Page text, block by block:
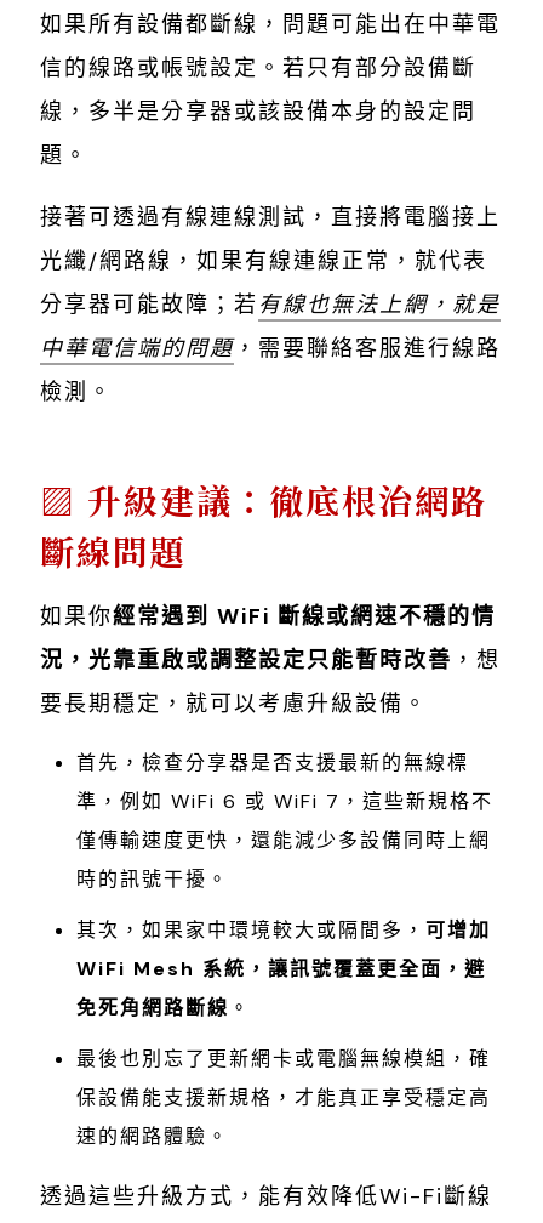
如果所有設備都斷線，問題可能出在中華電
信的線路或帳號設定。若只有部分設備斷
線，多半是分享器或該設備本身的設定問
題。
接著可透過有線連線測試，直接將電腦接上
光纖/網路線，如果有線連線正常，就代表
分享器可能故障；若 有線也無法上網，就是
中華電信端的問題，需要聯絡客服進行線路
檢測。
升級建議：徹底根治網路
斷線問題
如果你經常遇到 WiFi 斷線或網速不穩的情
況，光靠重啟或調整設定只能暫時改善 ，想
要長期穩定，就可以考慮升級設備。
首先，檢查分享器是否支援最新的無線標
準，例如 WiFi 6 或 WiFi 7，這些新規格不
僅傳輸速度更快，還能減少多設備同時上網
時的訊號干擾。
其次，如果家中環境較大或隔間多， 可增加
WiFi Mesh 系統，讓訊號覆蓋更全面，避
免死角網路斷線 。
最後也別忘了更新網卡或電腦無線模組，確
保設備能支援新規格，才能真正享受穩定高
速的網路體驗。
透過這些升級方式，能有效降低Wi-Fi斷線